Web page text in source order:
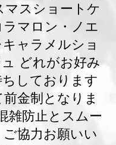
スショートケ
マロン・ノエ
ャラメルショ
どれがお好み
しております
金制となりま
雑防止とスムー
協力お願いい